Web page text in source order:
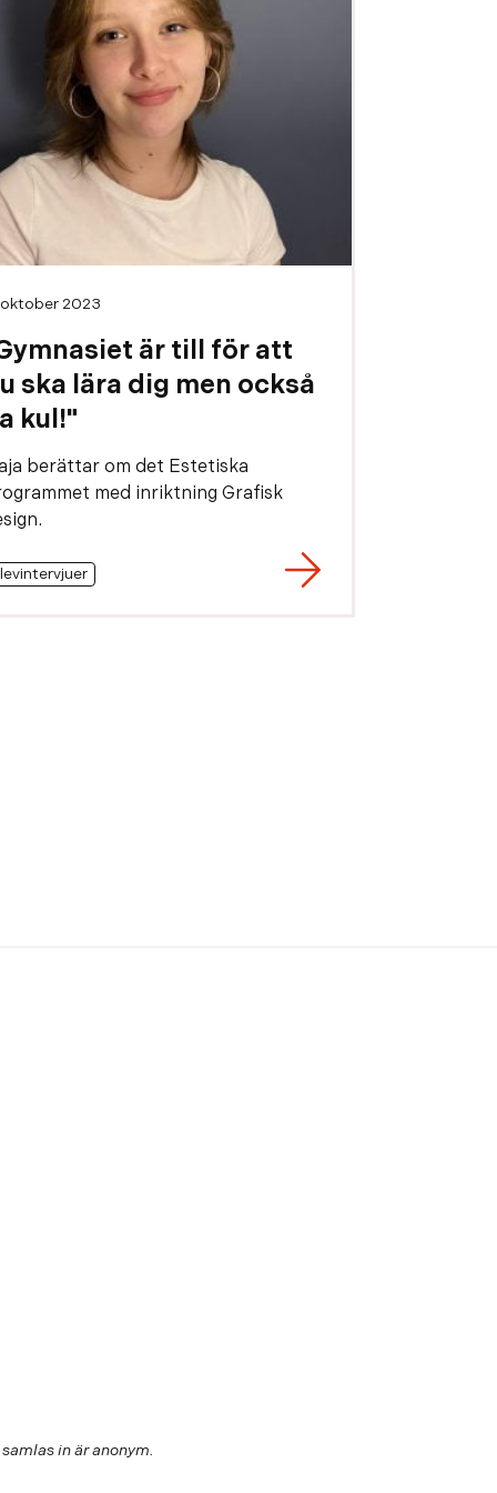
oktober 2023
är till för att
ska lära dig men också
kul!"
berättar om det Estetiska
med inriktning Grafisk
in är anonym.